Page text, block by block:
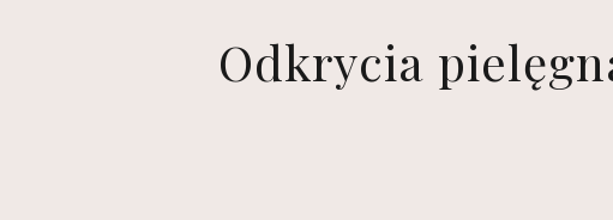
Odkrycia